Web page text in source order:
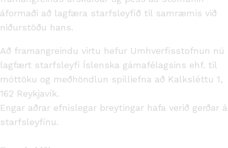
áformaði að lagfæra starfsleyfið til samræmis við
niðurstöðu hans.
Að framangreindu virtu hefur Umhverfisstofnun nú
lagfært starfsleyfi Íslenska gámafélagsins ehf. til
móttöku og meðhöndlun spilliefna að Kalksléttu 1,
162 Reykjavík.
Engar aðrar efnislegar breytingar hafa verið gerðar á
starfsleyfinu.